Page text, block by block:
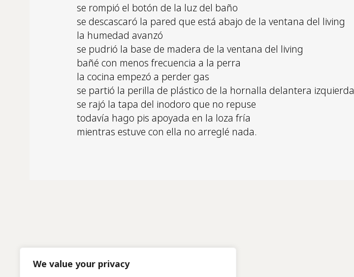
We value your privacy
se rompió el botón de la luz del baño
se descascaró la pared que está abajo de la ventana del living
la humedad avanzó
se pudrió la base de madera de la ventana del living
bañé con menos frecuencia a la perra
la cocina empezó a perder gas
se partió la perilla de plástico de la hornalla delantera izquierda
se rajó la tapa del inodoro que no repuse
todavía hago pis apoyada en la loza fría
mientras estuve con ella no arreglé nada.